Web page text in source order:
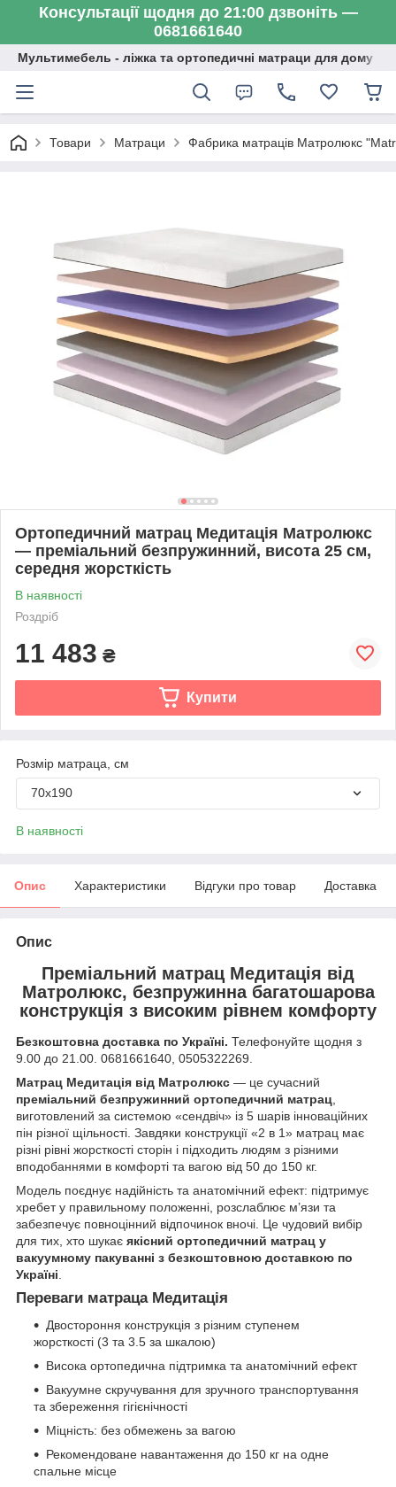
Консультації щодня до 21:00 дзвоніть —
0681661640
Мультимебель - ліжка та ортопедичні матраци для дому
Товари Матраци Фабрика матраців Матролюкс
Ортопедичний матрац Медитація Матролюкс
— преміальний безпружинний, висота 25 см,
середня жорсткість
В наявності
Роздріб
11 483 ₴
Купити
Розмір матраца, см
70х190
В наявності
Опис Характеристики Відгуки про товар Доставка
Опис
Преміальний матрац Медитація від
Матролюкс, безпружинна багатошарова
конструкція з високим рівнем комфорту
Безкоштовна доставка по Україні. Телефонуйте щодня з
9.00 до 21.00. 0681661640, 0505322269.
Матрац Медитація від Матролюкс — це сучасний
преміальний безпружинний ортопедичний матрац,
виготовлений за системою «сендвіч» із 5 шарів інноваційних
пін різної щільності. Завдяки конструкції «2 в 1» матрац має
різні рівні жорсткості сторін і підходить людям з різними
вподобаннями в комфорті та вагою від 50 до 150 кг.
Модель поєднує надійність та анатомічний ефект: підтримує
хребет у правильному положенні, розслаблює м’язи та
забезпечує повноцінний відпочинок вночі. Це чудовий вибір
для тих, хто шукає якісний ортопедичний матрац у
вакуумному пакуванні з безкоштовною доставкою по
Україні.
Переваги матраца Медитація
Двостороння конструкція з різним ступенем
жорсткості (3 та 3.5 за шкалою)
Висока ортопедична підтримка та анатомічний ефект
Вакуумне скручування для зручного транспортування
та збереження гігієнічності
Міцність: без обмежень за вагою
Рекомендоване навантаження до 150 кг на одне
спальне місце